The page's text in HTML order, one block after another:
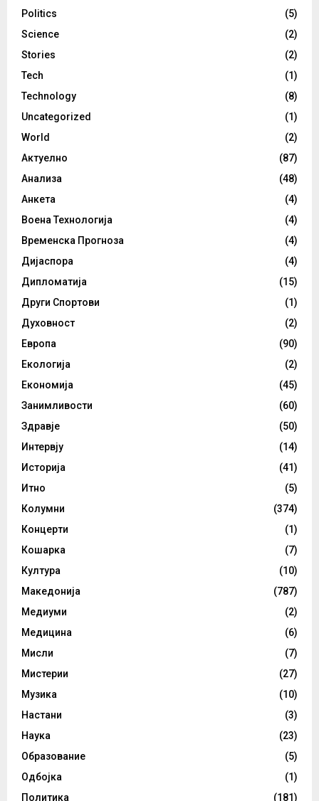
Politics
(5)
Science
(2)
Stories
(2)
Tech
(1)
Technology
(8)
Uncategorized
(1)
World
(2)
Актуелно
(87)
Анализа
(48)
Анкета
(4)
Воена Технологија
(4)
Временска Прогноза
(4)
Дијаспора
(4)
Дипломатија
(15)
Други Спортови
(1)
Духовност
(2)
Европа
(90)
Екологија
(2)
Економија
(45)
Занимливости
(60)
Здравје
(50)
Интервју
(14)
Историја
(41)
Итно
(5)
Колумни
(374)
Концерти
(1)
Кошарка
(7)
Култура
(10)
Македонија
(787)
Медиуми
(2)
Медицина
(6)
Мисли
(7)
Мистерии
(27)
Музика
(10)
Настани
(3)
Наука
(23)
Образование
(5)
Одбојка
(1)
Политика
(181)